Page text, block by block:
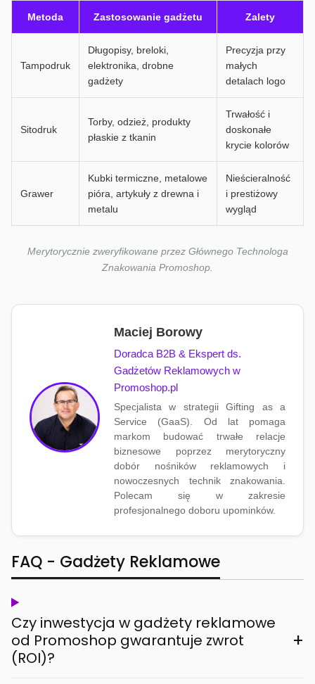
Metoda Zastosowanie gadżetu Zalety
Tampodruk
Długopisy, breloki,
elektronika, drobne
gadżety
Precyzja przy
małych
detalach logo
Sitodruk
Torby, odzież, produkty
płaskie z tkanin
Trwałość i
doskonałe
krycie kolorów
Grawer
Kubki termiczne, metalowe
pióra, artykuły z drewna i
metalu
Nieścieralność
i prestiżowy
wygląd
Merytorycznie zweryfikowane przez Głównego Technologa
Znakowania Promoshop.
Maciej Borowy
Doradca B2B & Ekspert ds.
Gadżetów Reklamowych w
Promoshop.pl
Specjalista w strategii Gifting as a
Service (GaaS). Od lat pomaga
markom budować trwałe relacje
biznesowe poprzez merytoryczny
dobór nośników reklamowych i
nowoczesnych technik znakowania.
Polecam się w zakresie
profesjonalnego doboru upominków.
FAQ - Gadżety Reklamowe
Czy inwestycja w gadżety reklamowe
od Promoshop gwarantuje zwrot
(ROI)?
+